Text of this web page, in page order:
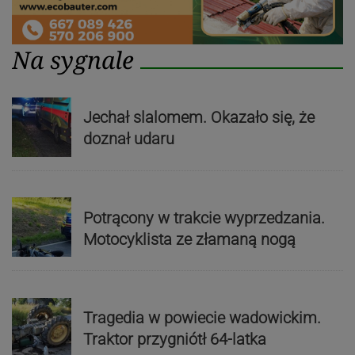
Na sygnale
Jechał slalomem. Okazało się, że
doznał udaru
Potrącony w trakcie wyprzedzania.
Motocyklista ze złamaną nogą
Tragedia w powiecie wadowickim.
Traktor przygniótł 64-latka